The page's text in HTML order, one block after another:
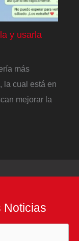
y usarla
más
la cual está en
mejorar la
Noticias